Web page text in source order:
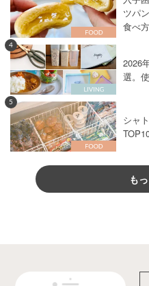
ツパ
食べ
4
2026
選。
5
シャ
も